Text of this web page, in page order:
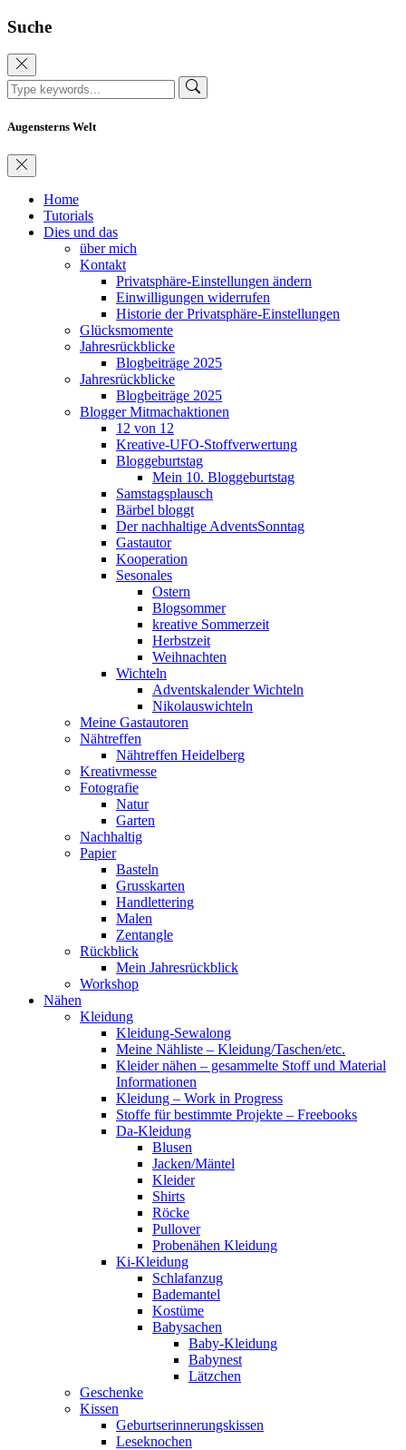
Suche
Augensterns Welt
Home
Tutorials
Dies und das
über mich
Kontakt
Privatsphäre-Einstellungen ändern
Einwilligungen widerrufen
Historie der Privatsphäre-Einstellungen
Glücksmomente
Jahresrückblicke
Blogbeiträge 2025
Jahresrückblicke
Blogbeiträge 2025
Blogger Mitmachaktionen
12 von 12
Kreative-UFO-Stoffverwertung
Bloggeburtstag
Mein 10. Bloggeburtstag
Samstagsplausch
Bärbel bloggt
Der nachhaltige AdventsSonntag
Gastautor
Kooperation
Sesonales
Ostern
Blogsommer
kreative Sommerzeit
Herbstzeit
Weihnachten
Wichteln
Adventskalender Wichteln
Nikolauswichteln
Meine Gastautoren
Nähtreffen
Nähtreffen Heidelberg
Kreativmesse
Fotografie
Natur
Garten
Nachhaltig
Papier
Basteln
Grusskarten
Handlettering
Malen
Zentangle
Rückblick
Mein Jahresrückblick
Workshop
Nähen
Kleidung
Kleidung-Sewalong
Meine Nähliste – Kleidung/Taschen/etc.
Kleider nähen – gesammelte Stoff und Material
Informationen
Kleidung – Work in Progress
Stoffe für bestimmte Projekte – Freebooks
Da-Kleidung
Blusen
Jacken/Mäntel
Kleider
Shirts
Röcke
Pullover
Probenähen Kleidung
Ki-Kleidung
Schlafanzug
Bademantel
Kostüme
Babysachen
Baby-Kleidung
Babynest
Lätzchen
Geschenke
Kissen
Geburtserinnerungskissen
Leseknochen